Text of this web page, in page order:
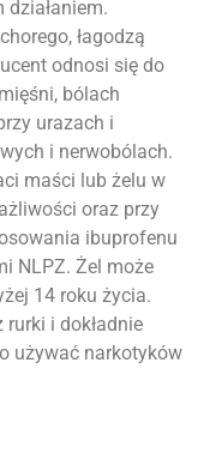
łagodzą
odnosi się do
bólach
urazach i
i nerwobólach.
maści lub żelu w
oraz przy
ibuprofenu
NLPZ. Żel może
14 roku życia.
i dokładnie
używać narkotyków